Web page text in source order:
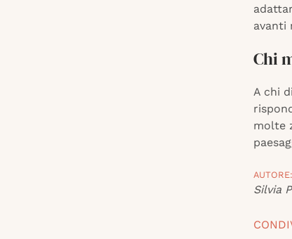
avanti
Chi
A chi
molte
AUTORE:
Silvia